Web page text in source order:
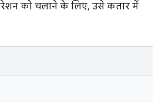
को चलाने के लिए, उसे कतार में